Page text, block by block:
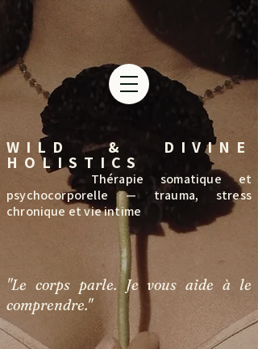
WILD & DIVINE
HOLISTICS
Thérapie somatique et
psychocorporelle — trauma, stress
chronique et vie intime
"Le corps parle. Je vous aide à le
comprendre."